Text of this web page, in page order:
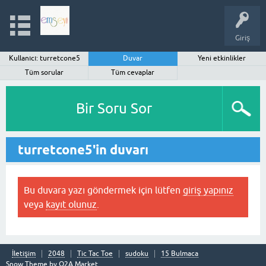
Giriş
Kullanıcı: turretcone5 Duvar
Yeni etkinlikler
Tüm sorular
Tüm cevaplar
Bir Soru Sor
turretcone5'in duvarı
Bu duvara yazı göndermek için lütfen giriş yapınız
veya kayıt olunuz
İletişim 2048 Tic Tac Toe sudoku
15 Bulmaca
Snow Theme by Q2A Market